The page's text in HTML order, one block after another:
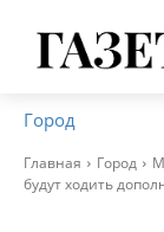
Город
Главная Город
будут ходить